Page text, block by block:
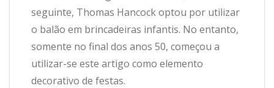
seguinte, Thomas Hancock optou por utilizar
o balão em brincadeiras infantis. No entanto,
somente no final dos anos 50, começou a
utilizar-se este artigo como elemento
decorativo de festas.